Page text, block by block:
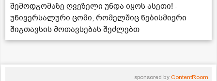
შემოდგომაზე ღვეზელი უნდა იყოს ასეთი! -
უნივერსალური ცომი, რომელშიც ნებისმიერი
შიგთავსის მოთავსებას შეძლებთ
sponsored by ContentRoom